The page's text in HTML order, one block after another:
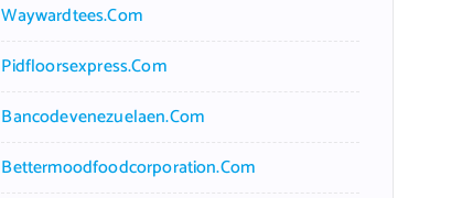
Waywardtees.com
Pidfloorsexpress.com
Bancodevenezuelaen.com
Bettermoodfoodcorporation.com